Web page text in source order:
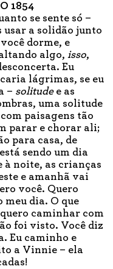
1854
se sente só –
usar a solidão junto
dorme, e
algo, isso,
Eu
lágrimas, se eu
– solitudee as
uma solitude
paisagens tão
parar e chorar ali;
para casa, de
sendo um dia
à noite, as crianças
e amanhã vai
você. Quero
meu dia. O que
caminhar com
foi visto. Você diz
Eu caminho e
a Vinnie – ela